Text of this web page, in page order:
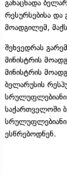
განაცხადა
რესურსებისა და
მოადგილემ,
შეხვედრას
მინისტრის
მინისტრის
ბელარუსის
სრულუფლებიანი
საქართველოში
ესწრებოდნენ.